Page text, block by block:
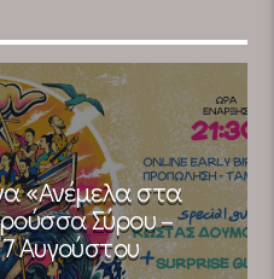
«Ανέμελα στα
Σύρου –
Αυγούστου